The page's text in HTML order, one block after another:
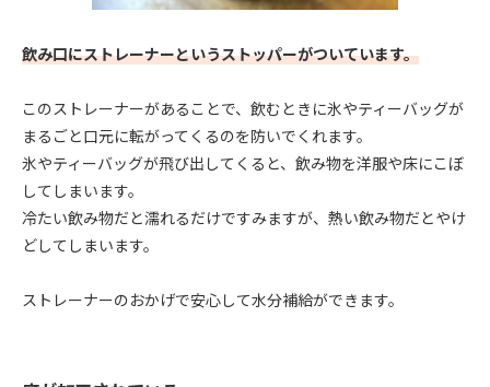
飲み口にストレーナーというストッパーがついています。
このストレーナーがあることで、飲むときに氷やティーバッグが
まるごと口元に転がってくるのを防いでくれます。
氷やティーバッグが飛び出してくると、飲み物を洋服や床にこぼ
してしまいます。
冷たい飲み物だと濡れるだけですみますが、熱い飲み物だとやけ
どしてしまいます。
ストレーナーのおかげで安心して水分補給ができます。